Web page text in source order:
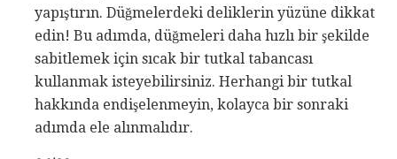
yapıştırın. Düğmelerdeki deliklerin yüzüne dikkat
edin! Bu adımda, düğmeleri daha hızlı bir şekilde
sabitlemek için sıcak bir tutkal tabancası
kullanmak isteyebilirsiniz. Herhangi bir tutkal
hakkında endişelenmeyin, kolayca bir sonraki
adımda ele alınmalıdır.